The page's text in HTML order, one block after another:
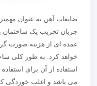
ضایعات آهن به عنوان
جریان تخریب یک
عمده ای از هزینه صورت
خواهد کرد. به طور کلی
استفاده از آن برای
می باشد و اغلب خوردگی